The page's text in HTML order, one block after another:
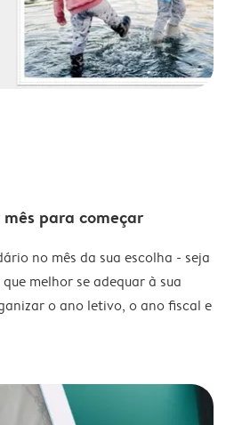
para começar
no mês da sua escolha - seja
melhor se adequar à sua
o ano letivo, o ano fiscal e